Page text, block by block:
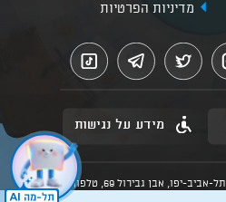
מדיניות הפרטיות
מידע על נגישות
כל הזכויות שמורות לעיריית תל-אביב-יפו, אבן גבירול 69, טלפון: